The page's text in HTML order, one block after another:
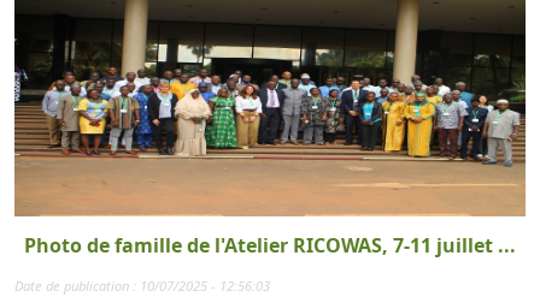
Photo de famille de l'Atelier RICOWAS, 7-11 juillet ...
Date de publication : 10/07/2025 - 12:56:03